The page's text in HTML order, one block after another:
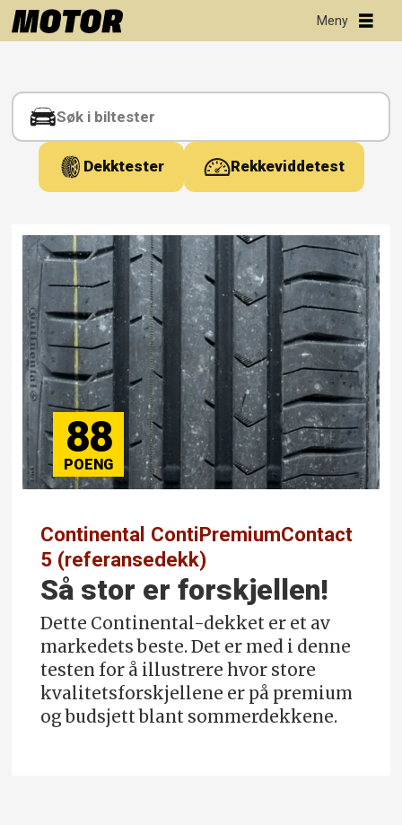
Tag:
budsjettdekk2019
Dekktester Rekkeviddetest
88
Continental ContiPremiumContact
5 (referansedekk)
Så stor er forskjellen!
Dette Continental-dekket er et av
markedets beste. Det er med i denne
testen for å illustrere hvor store
kvalitetsforskjellene er på premium
og budsjett blant sommerdekkene.